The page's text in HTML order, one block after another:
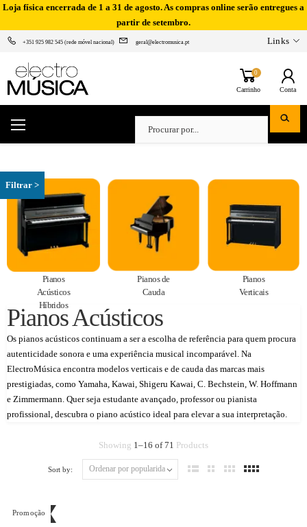
Loja física encerrada de 1 a 31 de agosto. As compras online serão entregues a
partir de setembro.
+351 925 982 545 (rede móvel nacional) geral@electromusica.pt Links
0
Carrinho Conta
Pianos
Acústicos
Híbridos
Pianos de
Cauda
Pianos
Verticais
Pianos Acústicos
Os pianos acústicos continuam a ser a escolha de referência para quem procura
autenticidade sonora e uma experiência musical incomparável. Na
ElectroMúsica encontra modelos verticais e de cauda das marcas mais
prestigiadas, como Yamaha, Kawai, Shigeru Kawai, C. Bechstein, W. Hoffmann
e Zimmermann. Quer seja estudante avançado, professor ou pianista
profissional, descubra o piano acústico ideal para elevar a sua interpretação.
Showing 1 –16 of71 Products
Sort by:
Promoção